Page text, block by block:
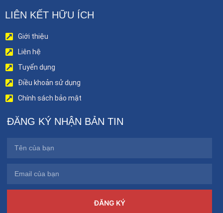
LIÊN KẾT HỮU ÍCH
Giới thiệu
Liên hệ
Tuyển dụng
Điều khoản sử dụng
Chính sách bảo mật
ĐĂNG KÝ NHẬN BẢN TIN
ĐĂNG KÝ